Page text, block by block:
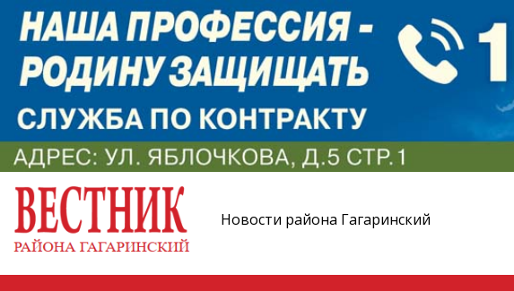
Новости района Гагаринский